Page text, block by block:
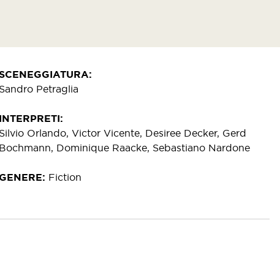
Sandro Petraglia
INTERPRETI
Silvio Orlando, Victor Vicente, Desiree Decker, Gerd
Bochmann, Dominique Raacke, Sebastiano Nardone
Fiction